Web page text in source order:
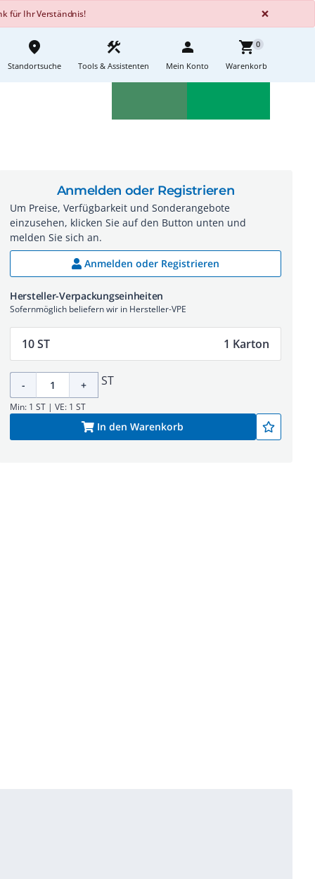
für Ihr Verständnis! ×
place
Standortsuche
construction
Tools & Assistenten
person
Mein Konto
shopping_cart0
Warenkorb
Anmelden oder Registrieren
Um Preise, Verfügbarkeit und Sonderangebote
einzusehen, klicken Sie auf den Button unten und
melden Sie sich an.
Anmelden oder Registrieren
Hersteller-Verpackungseinheiten
Sofernmöglich beliefern wir in Hersteller-VPE
10 ST 1 Karton
- + ST
Min: 1 ST | VE: 1 ST
In den Warenkorb